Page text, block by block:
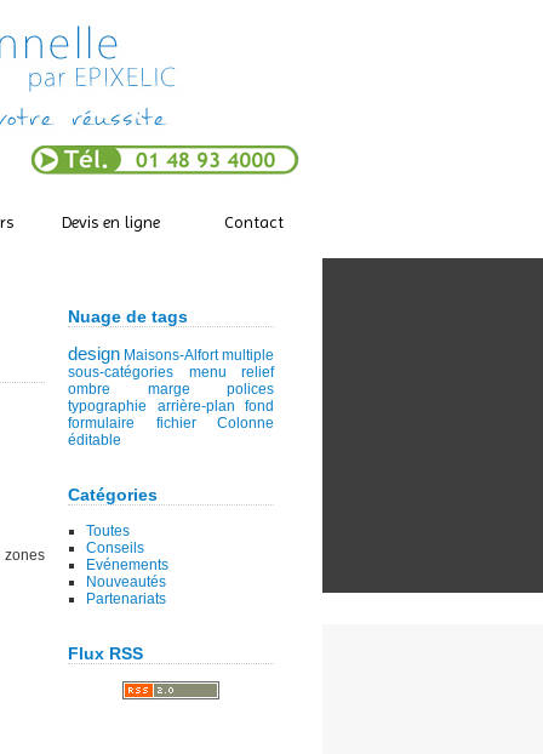
Devis en ligne Contact
Nuage de tags
design Maisons-Alfort multiple
sous-catégories
menu
relief
ombre
marge
polices
typographie
arrière-plan
fond
formulaire
fichier
Colonne
éditable
Catégories
Toutes
Conseils
Evénements
Nouveautés
Partenariats
Flux RSS
zones